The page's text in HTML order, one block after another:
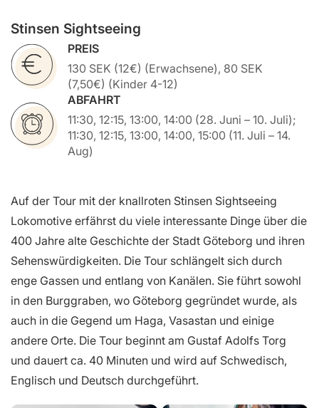
Stinsen Sightseeing
PREIS
130 SEK (12€) (Erwachsene), 80 SEK
(7,50€) (Kinder 4-12)
ABFAHRT
11:30, 12:15, 13:00, 14:00 (28. Juni – 10. Juli);
11:30, 12:15, 13:00, 14:00, 15:00 (11. Juli – 14.
Aug)
Auf der Tour mit der knallroten Stinsen Sightseeing
Lokomotive erfährst du viele interessante Dinge über die
400 Jahre alte Geschichte der Stadt Göteborg und ihren
Sehenswürdigkeiten. Die Tour schlängelt sich durch
enge Gassen und entlang von Kanälen. Sie führt sowohl
in den Burggraben, wo Göteborg gegründet wurde, als
auch in die Gegend um Haga, Vasastan und einige
andere Orte. Die Tour beginnt am Gustaf Adolfs Torg
und dauert ca. 40 Minuten und wird auf Schwedisch,
Englisch und Deutsch durchgeführt.